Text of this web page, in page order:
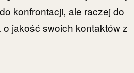
konfrontacji, ale raczej do
jakość swoich kontaktów z